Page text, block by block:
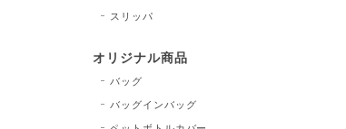
スリッパ
オリジナル商品
バッグ
バッグインバッグ